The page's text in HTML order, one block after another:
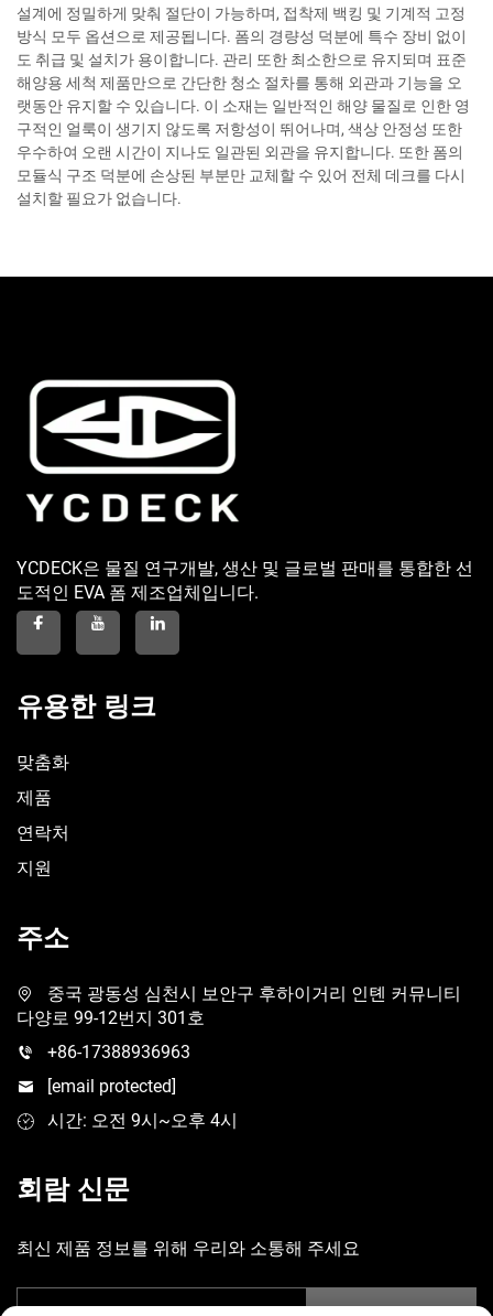
설계에 정밀하게 맞춰 절단이 가능하며, 접착제 백킹 및 기계적 고정
방식 모두 옵션으로 제공됩니다. 폼의 경량성 덕분에 특수 장비 없이
도 취급 및 설치가 용이합니다. 관리 또한 최소한으로 유지되며 표준
해양용 세척 제품만으로 간단한 청소 절차를 통해 외관과 기능을 오
랫동안 유지할 수 있습니다. 이 소재는 일반적인 해양 물질로 인한 영
구적인 얼룩이 생기지 않도록 저항성이 뛰어나며, 색상 안정성 또한
우수하여 오랜 시간이 지나도 일관된 외관을 유지합니다. 또한 폼의
모듈식 구조 덕분에 손상된 부분만 교체할 수 있어 전체 데크를 다시
설치할 필요가 없습니다.
YCDECK은 물질 연구개발, 생산 및 글로벌 판매를 통합한 선
도적인 EVA 폼 제조업체입니다.
유용한 링크
맞춤화
제품
연락처
지원
주소
중국 광동성 심천시 보안구 후하이거리 인톈 커뮤니티
다양로 99-12번지 301호
+86-17388936963
[email protected]
시간: 오전 9시~오후 4시
회람 신문
최신 제품 정보를 위해 우리와 소통해 주세요